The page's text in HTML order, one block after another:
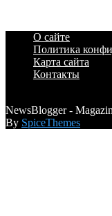
О сайте
Политика
Карта сайта
Контакты
NewsBlogger -
By SpiceThemes